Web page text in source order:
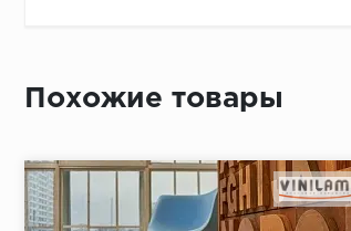
Время доставки
Начало второго (и последующих)
Похожие товары